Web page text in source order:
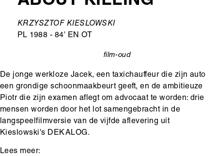
Ondertitel
KRZYSZTOF KIESLOWSKI
PL 1988 - 84' EN OT
film-oud
De jonge werkloze Jacek, een taxichauffeur die zijn auto
een grondige schoonmaakbeurt geeft, en de ambitieuze
Piotr die zijn examen aflegt om advocaat te worden: drie
mensen worden door het lot samengebracht in de
langspeelfilmversie van de vijfde aflevering uit
Kieslowski's DEKALOG.
Lees meer: